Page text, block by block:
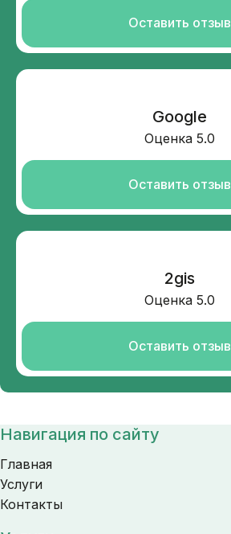
Оставить отзыв
Google
Оценка 5.0
Оставить отзыв
2gis
Оценка 5.0
Оставить отзыв
Навигация по сайту
Главная
Услуги
Контакты